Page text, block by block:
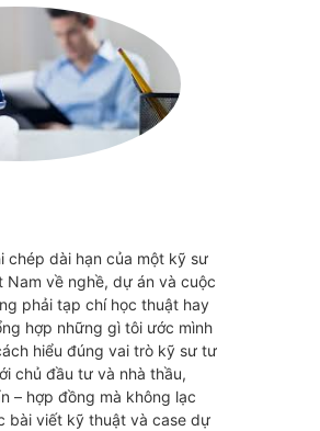
chép dài hạn của một kỹ sư
về nghề, dự án và cuộc
phải tạp chí học thuật hay
hợp những gì tôi ước mình
hiểu đúng vai trò kỹ sư tư
chủ đầu tư và nhà thầu,
– hợp đồng mà không lạc
bài viết kỹ thuật và case dự